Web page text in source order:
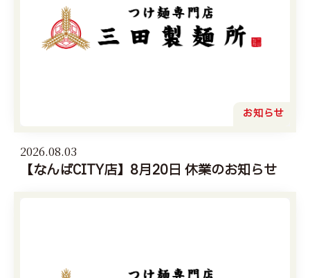
お知らせ
2026.08.03
【なんばCITY店】8月20日 休業のお知らせ